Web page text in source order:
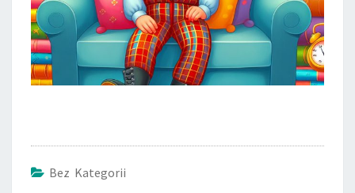
Bez Kategorii